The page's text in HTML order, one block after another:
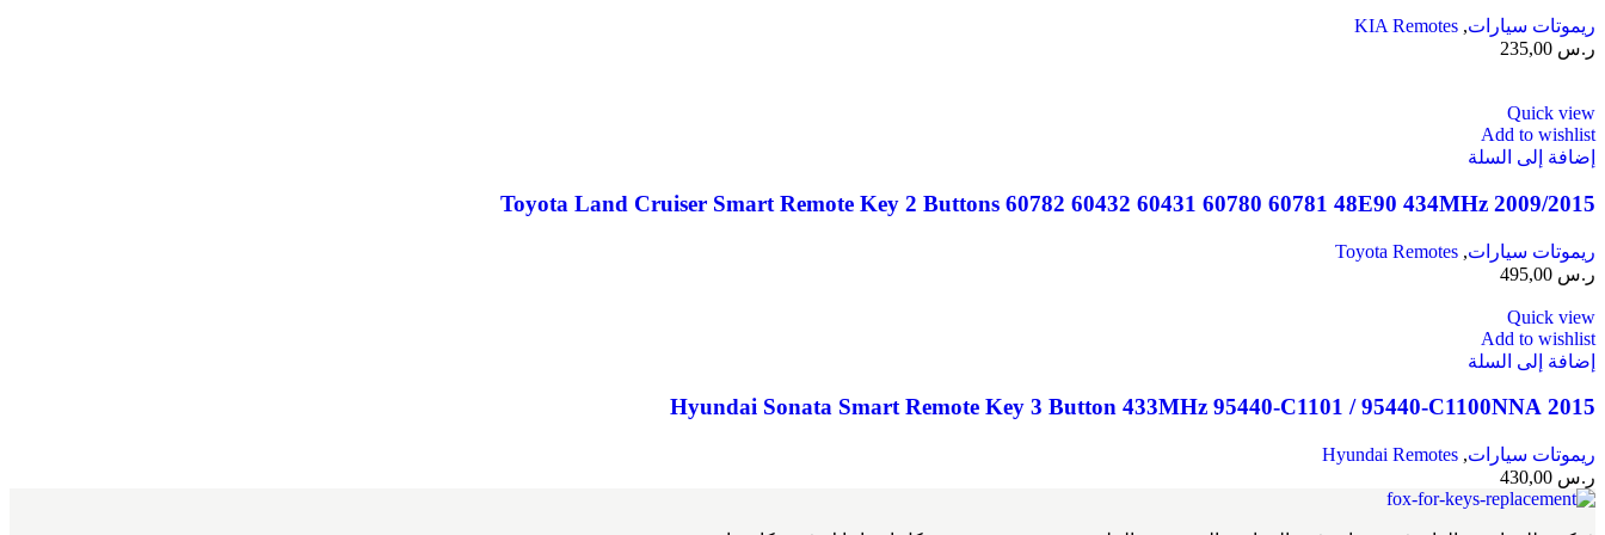
ريموتات سيارات,
KIA Remotes
ر.س
Quick view
Add to wishlist
إضافة إلى السلة
2009/2015 Toyota Land Cruiser Smart Remote Key 2 Buttons 60782 60432 60431 60780 60781 48E90 434MHz
ريموتات سيارات,
Toyota Remotes
ر.س
Quick view
Add to wishlist
إضافة إلى السلة
2015 Hyundai Sonata Smart Remote Key 3 Button 433MHz 95440-C1101 / 95440-C1100NNA
ريموتات سيارات,
Hyundai Remotes
ر.س